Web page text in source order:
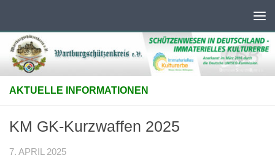
AKTUELLE INFORMATIONEN
KM GK-Kurzwaffen 2025
7. APRIL 2025